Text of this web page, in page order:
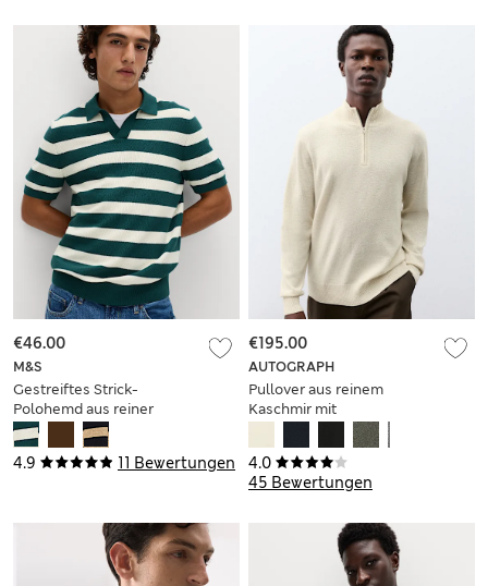
4.9 11 Bewertungen
M&S
Gestreiftes Strick-
Polohemd aus reiner
Baumwolle
€46.00
4.0
45 Bewertungen
AUTOGRAPH
Pullover aus reinem
Kaschmir mit
Reißverschluss
€195.00